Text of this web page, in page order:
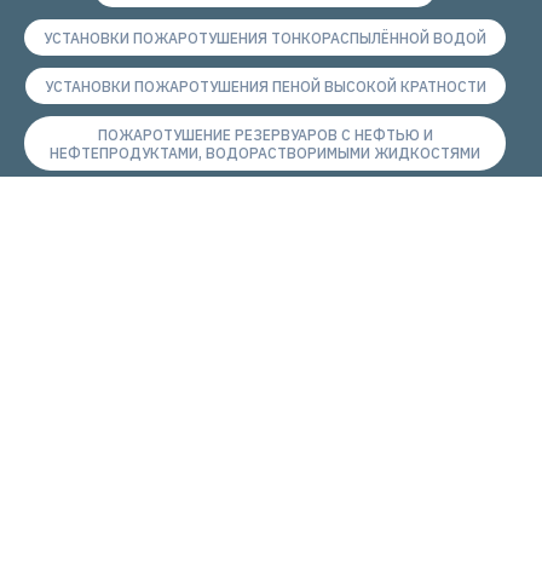
УСТАНОВКИ ПОЖАРОТУШЕНИЯ ТОНКОРАСПЫЛЁННОЙ ВОДОЙ
УСТАНОВКИ ПОЖАРОТУШЕНИЯ ПЕНОЙ ВЫСОКОЙ КРАТНОСТИ
ПОЖАРОТУШЕНИЕ РЕЗЕРВУАРОВ С НЕФТЬЮ И
НЕФТЕПРОДУКТАМИ, ВОДОРАСТВОРИМЫМИ ЖИДКОСТЯМИ